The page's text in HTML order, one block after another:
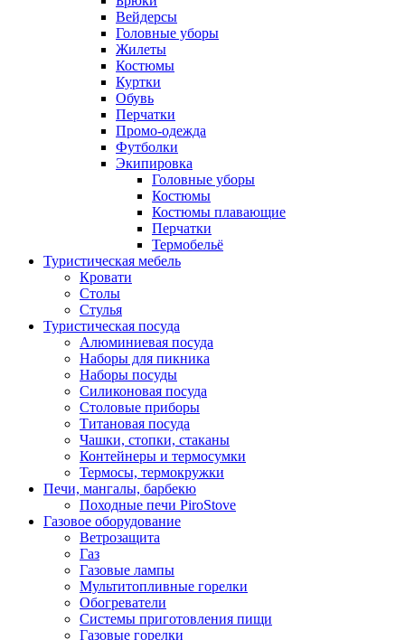
Вейдерсы
Головные уборы
Жилеты
Костюмы
Куртки
Обувь
Перчатки
Промо-одежда
Футболки
Экипировка
Головные уборы
Костюмы
Костюмы плавающие
Перчатки
Термобельё
Туристическая мебель
Кровати
Столы
Стулья
Туристическая посуда
Алюминиевая посуда
Наборы для пикника
Наборы посуды
Силиконовая посуда
Столовые приборы
Титановая посуда
Чашки, стопки, стаканы
Контейнеры и термосумки
Термосы, термокружки
Печи, мангалы, барбекю
Походные печи PiroStove
Газовое оборудование
Ветрозащита
Газ
Газовые лампы
Мультитопливные горелки
Обогреватели
Системы приготовления пищи
Газовые горелки